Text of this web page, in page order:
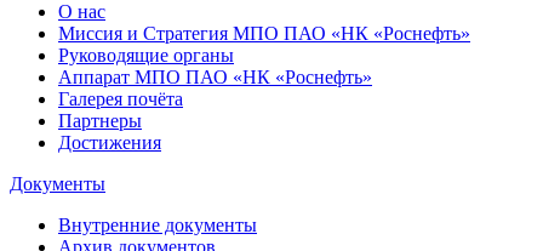
О нас
Миссия и Стратегия МПО ПАО «НК «Роснефть»
Руководящие органы
Аппарат МПО ПАО «НК «Роснефть»
Галерея почёта
Партнеры
Достижения
Документы
Внутренние документы
Архив документов